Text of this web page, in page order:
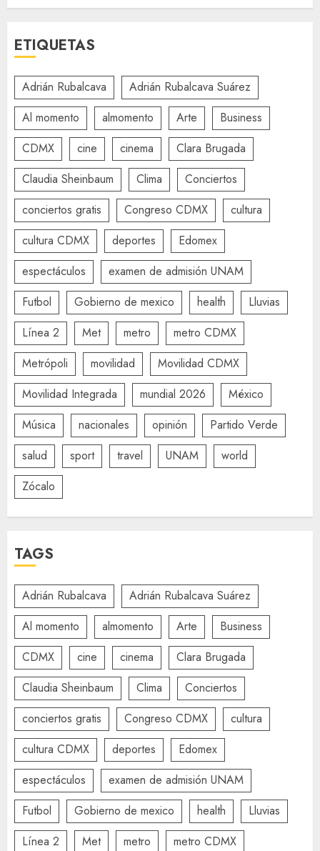
ETIQUETAS
Adrián Rubalcava
Adrián Rubalcava Suárez
Al momento
almomento Arte
Business
CDMX
cine cinema
Clara Brugada
Claudia Sheinbaum
Clima
Conciertos
conciertos gratis
Congreso CDMX
cultura
cultura CDMX
deportes
Edomex
espectáculos
examen de admisión UNAM
Futbol
Gobierno de mexico health
Lluvias
Línea 2
Met metro
metro CDMX
Metrópoli
movilidad
Movilidad CDMX
Movilidad Integrada
mundial 2026
México
Música
nacionales opinión
Partido Verde
salud
sport travel UNAM
world
Zócalo
TAGS
Adrián Rubalcava
Adrián Rubalcava Suárez
Al momento
almomento Arte
Business
CDMX
cine cinema
Clara Brugada
Claudia Sheinbaum
Clima
Conciertos
conciertos gratis
Congreso CDMX
cultura
cultura CDMX
deportes
Edomex
espectáculos
examen de admisión UNAM
Futbol
Gobierno de mexico health
Lluvias
Línea 2
Met metro
metro CDMX